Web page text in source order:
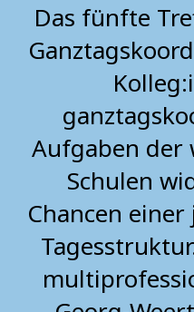
Das fünfte
Aufgaben der
Schulen
Chancen